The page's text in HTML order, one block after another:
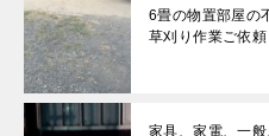
6畳の物置部屋の
草刈り作業ご依頼
家具、家電、一